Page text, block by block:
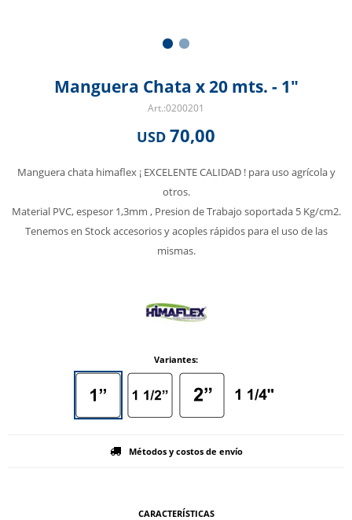
Manguera Chata x 20 mts. - 1"
0200201
USD 70,00
Manguera chata himaflex ¡ EXCELENTE CALIDAD ! para uso agrícola y
otros.
Material PVC, espesor 1,3mm , Presion de Trabajo soportada 5 Kg/cm2.
Tenemos en Stock accesorios y acoples rápidos para el uso de las
mismas.
Variantes:
Métodos y costos de envío
CARACTERÍSTICAS